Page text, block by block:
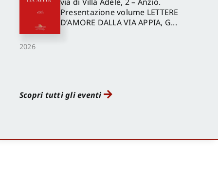
2026
Presentazione volume LETTERE
D’AMORE DALLA VIA APPIA, G...
Scopri tutti gli eventi